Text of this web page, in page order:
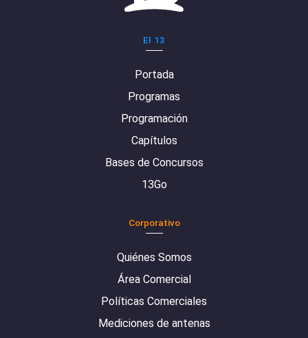
El 13
Portada
Programas
Programación
Capítulos
Bases de Concursos
13Go
Corporativo
Quiénes Somos
Área Comercial
Políticas Comerciales
Mediciones de antenas